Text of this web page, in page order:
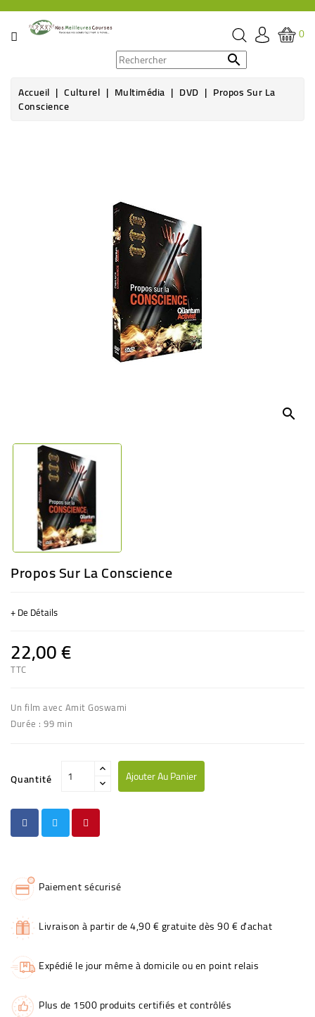
CATÉGORIE
ÉPICERIE
0

Accueil Culturel Multimédia DVD Propos Sur La
Conscience
search
Propos Sur La Conscience
+ De Détails
22,00 €
TTC
Un film avec Amit Goswami
Durée : 99 min
Quantité Ajouter Au Panier
Paiement sécurisé
Livraison à partir de 4,90 € gratuite dès 90 € d'achat
Expédié le jour même à domicile ou en point relais
Plus de 1500 produits certifiés et contrôlés